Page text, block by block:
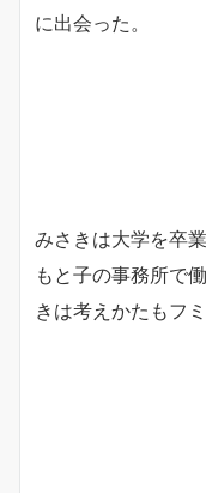
に出会った。
みさきは大学を卒
もと子の事務所で
きは考えかたもフ